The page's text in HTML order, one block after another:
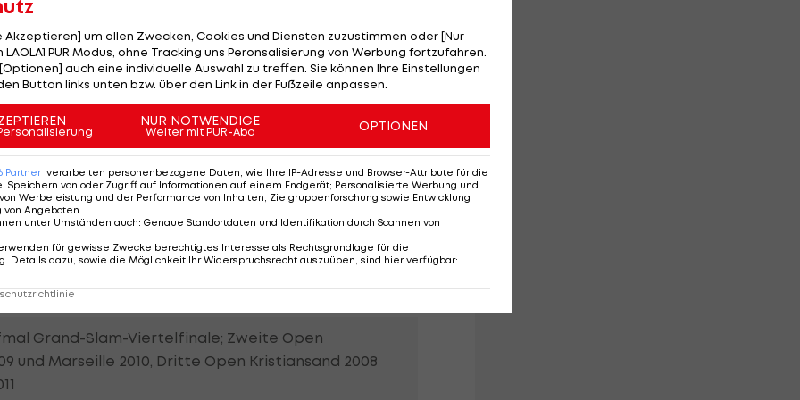
Studentin
sisters.at
in Peking
WM-Neunte 2011
Grand-Slam-Viertelfinale; Zweite Open
und Marseille 2010, Dritte Open Kristiansand 2008
Akzeptieren] um allen Zwecken, Cookies und Diensten zuzustimmen oder [Nur
PUR Modus, ohne Tracking uns Peronsalisierung von Werbung fortzufahren.
auch eine individuelle Auswahl zu treffen. Sie können Ihre Einstellungen
Button links unten bzw. über den Link in der Fußzeile anpassen.
NUR NOTWENDIGE
Weiter mit PUR-Abo OPTIONEN
Partner verarbeiten personenbezogene Daten, wie Ihre IP-Adresse und Browser-Attribute für die
: Speichern von oder Zugriff auf Informationen auf einem Endgerät; Personalisierte Werbung und
Werbeleistung und der Performance von Inhalten, Zielgruppenforschung sowie Entwicklung
von Angeboten.
unter Umständen auch: Genaue Standortdaten und Identifikation durch Scannen von
für gewisse Zwecke berechtigtes Interesse als Rechtsgrundlage für die
Details dazu, sowie die Möglichkeit Ihr Widerspruchsrecht auszuüben, sind hier verfügbar: